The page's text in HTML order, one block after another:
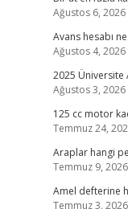
Ağustos 6, 2026
Avans hesabı
Ağustos 4, 2026
2025 Üniversite
Ağustos 3, 2026
125 cc motor
Temmuz 24,
Araplar hangi
Temmuz 9, 2026
Amel defterine
Temmuz 3, 2026